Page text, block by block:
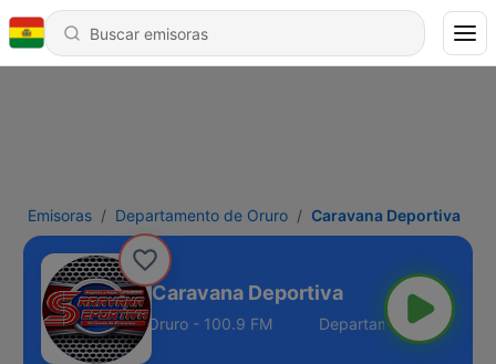
Emisoras Departamento de Oruro Caravana Deportiva
Caravana Deportiva
Departamento de Oruro - 100.9 FM